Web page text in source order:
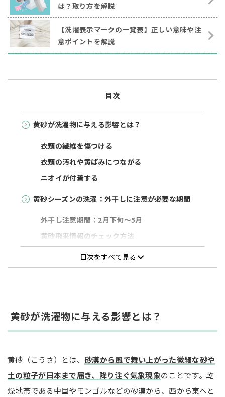
は？取り方を解説
【洗濯表示マークの一覧表】正しい意味や注
意ポイントを解説
目次
黄砂が洗濯物に与える影響とは？
衣類の繊維を傷つける
衣類の汚れや黄ばみにつながる
ニオイが付着する
黄砂シーズンの洗濯：外干しに注意が必要な期間
外干し注意期間：2月下旬〜5月
黄砂飛来情報のチェック方法
黄砂対策は「部屋干し」がおすすめ！洗濯・干し方
のポイント
する
洗濯物を10〜15cmほど離して干す
洗濯槽を月1回お手入れする
黄砂シーズンの洗濯に関するQ&A
目次をすべて見る
黄砂が洗濯物に与える影響とは？
黄砂（こうさ）とは、 砂漠から風で舞い上がった微細な砂や
土の粒子が日本まで届き、降り注ぐ気象現象のことです。乾
燥地帯である中国やモンゴルなどの砂漠から、西から東へと